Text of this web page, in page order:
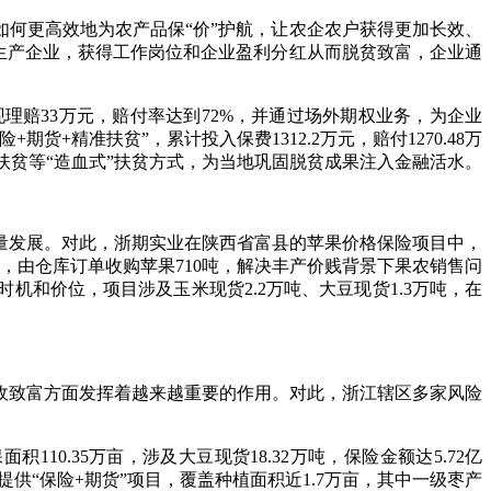
高效地为农产品保“价”护航，让农企农户获得更加长效、
企业，获得工作岗位和企业盈利分红从而脱贫致富，企业通
33万元，赔付率达到72%，并通过场外期权业务，为企业
期货+精准扶贫”，累计投入保费1312.2万元，赔付1270.48万
等“造血式”扶贫方式，为当地巩固脱贫成果注入金融活水。
。对此，浙期实业在陕西省富县的苹果价格保险项目中，
由仓库订单收购苹果710吨，解决丰产价贱背景下果农销售问
和价位，项目涉及玉米现货2.2万吨、大豆现货1.3万吨，在
富方面发挥着越来越重要的作用。对此，浙江辖区多家风险
110.35万亩，涉及大豆现货18.32万吨，保险金额达5.72亿
“保险+期货”项目，覆盖种植面积近1.7万亩，其中一级枣产